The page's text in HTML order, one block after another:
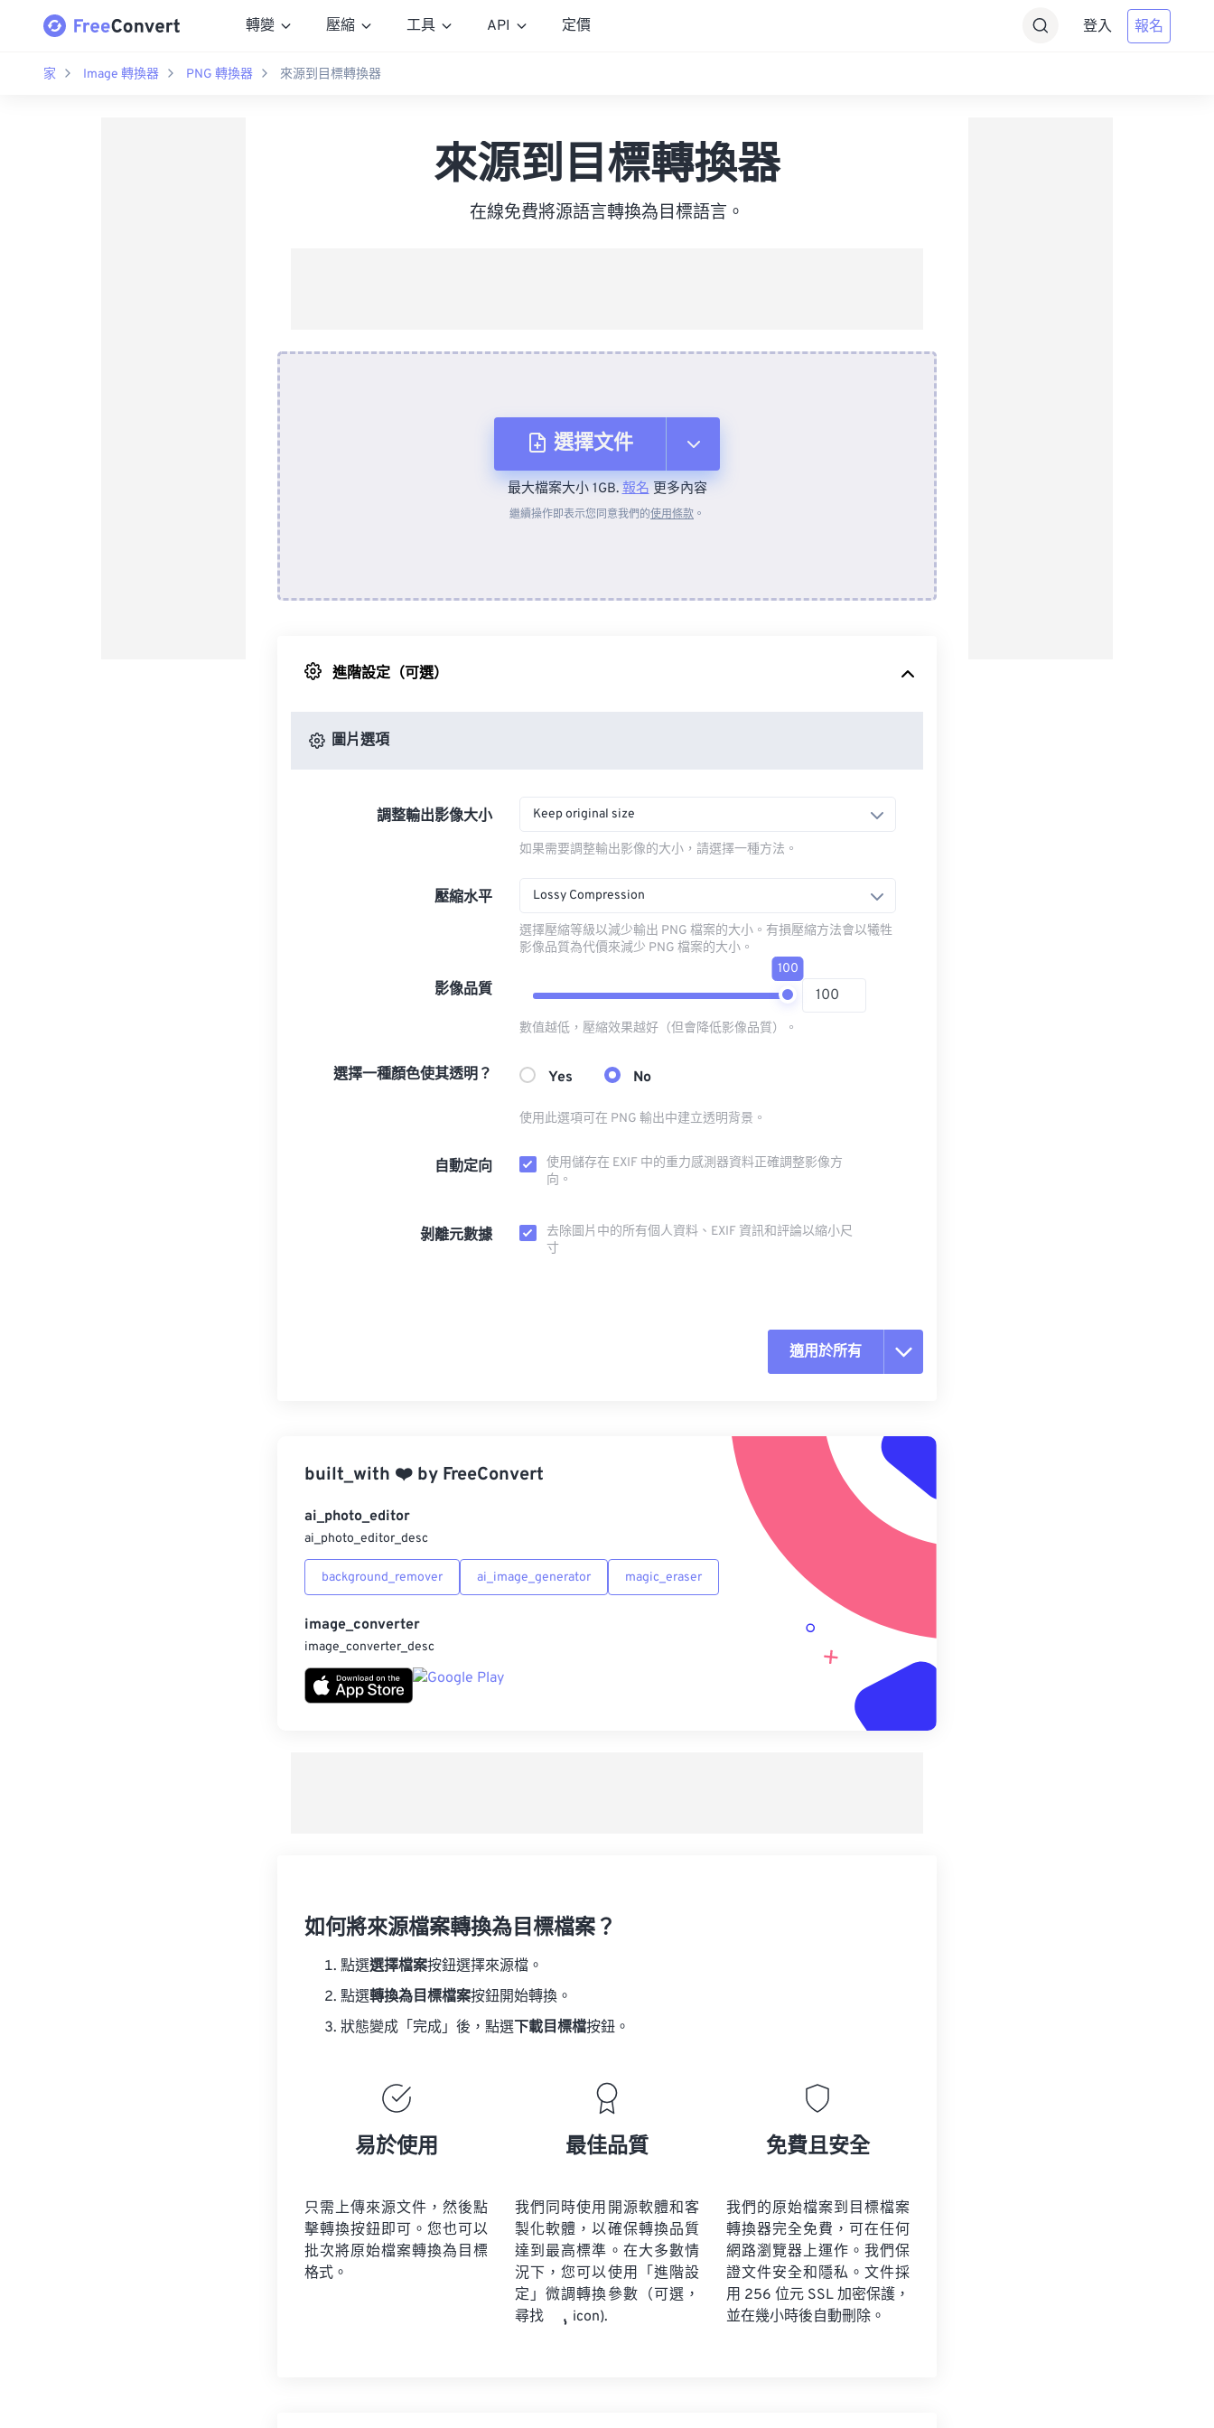
轉變 壓縮 工具 API 定價 登入 報名
家 Image 轉換器 PNG 轉換器 來源到目標轉換器
來源到目標轉換器
在線免費將源語言轉換為目標語言。
選擇文件
來自裝置
最大檔案大小 1GB.報名更多內容
繼續操作即表示您同意我們的使用條款 。
進階設定（可選）
圖片選項
調整輸出影像大小 Keep original size
如果需要調整輸出影像的大小，請選擇一種方法。
壓縮水平 Lossy Compression
選擇壓縮等級以減少輸出 PNG 檔案的大小。有損壓縮方法會以犧牲
影像品質為代價來減少 PNG 檔案的大小。
影像品質
100
數值越低，壓縮效果越好（但會降低影像品質）。
選擇一種顏色使其透明？ Yes No
使用此選項可在 PNG 輸出中建立透明背景。
自動定向
使用儲存在 EXIF 中的重力感測器資料正確調整影像方
向。
剝離元數據
去除圖片中的所有個人資料、EXIF 資訊和評論以縮小尺
寸
適用於所有
應用預設
另存為預設
built_with ❤️ by FreeConvert
ai_photo_editor
ai_photo_editor_desc
background_remover ai_image_generator magic_eraser
image_converter
image_converter_desc
如何將來源檔案轉換為目標檔案？
點選選擇檔案按鈕選擇來源檔。
點選轉換為目標檔案按鈕開始轉換。
狀態變成「完成」後，點選 下載目標檔按鈕。
易於使用
只需上傳來源文件，然後點
擊轉換按鈕即可。您也可以
批次將原始檔案轉換為目標
格式。
最佳品質
我們同時使用開源軟體和客
製化軟體，以確保轉換品質
達到最高標準。在大多數情
況下，您可以使用「進階設
定」微調轉換參數（可選，
尋找
icon).
免費且安全
我們的原始檔案到目標檔案
轉換器完全免費，可在任何
網路瀏覽器上運作。我們保
證文件安全和隱私。文件採
用 256 位元 SSL 加密保護，
並在幾小時後自動刪除。